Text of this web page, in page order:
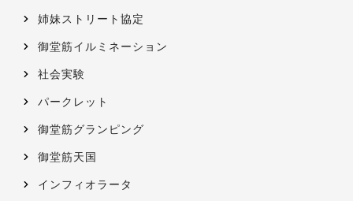
姉妹ストリート協定
御堂筋イルミネーション
社会実験
パークレット
御堂筋グランピング
御堂筋天国
インフィオラータ